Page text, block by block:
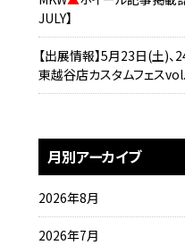
JULY】
【出展情報】5月23日(土)
東越谷店カスタムフェス
月別アーカイブ
2026年8月
2026年7月